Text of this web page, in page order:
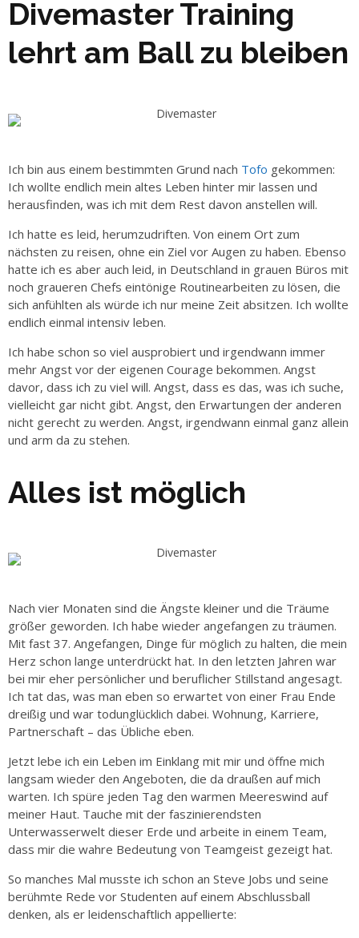
Divemaster Training
lehrt am Ball zu bleiben
Ich bin aus einem bestimmten Grund nach Tofo gekommen:
Ich wollte endlich mein altes Leben hinter mir lassen und
herausfinden, was ich mit dem Rest davon anstellen will.
Ich hatte es leid, herumzudriften. Von einem Ort zum
nächsten zu reisen, ohne ein Ziel vor Augen zu haben. Ebenso
hatte ich es aber auch leid, in Deutschland in grauen Büros mit
noch graueren Chefs eintönige Routinearbeiten zu lösen, die
sich anfühlten als würde ich nur meine Zeit absitzen. Ich wollte
endlich einmal intensiv leben.
Ich habe schon so viel ausprobiert und irgendwann immer
mehr Angst vor der eigenen Courage bekommen. Angst
davor, dass ich zu viel will. Angst, dass es das, was ich suche,
vielleicht gar nicht gibt. Angst, den Erwartungen der anderen
nicht gerecht zu werden. Angst, irgendwann einmal ganz allein
und arm da zu stehen.
Alles ist möglich
Nach vier Monaten sind die Ängste kleiner und die Träume
größer geworden. Ich habe wieder angefangen zu träumen.
Mit fast 37. Angefangen, Dinge für möglich zu halten, die mein
Herz schon lange unterdrückt hat. In den letzten Jahren war
bei mir eher persönlicher und beruflicher Stillstand angesagt.
Ich tat das, was man eben so erwartet von einer Frau Ende
dreißig und war todunglücklich dabei. Wohnung, Karriere,
Partnerschaft – das Übliche eben.
Jetzt lebe ich ein Leben im Einklang mit mir und öffne mich
langsam wieder den Angeboten, die da draußen auf mich
warten. Ich spüre jeden Tag den warmen Meereswind auf
meiner Haut. Tauche mit der faszinierendsten
Unterwasserwelt dieser Erde und arbeite in einem Team,
dass mir die wahre Bedeutung von Teamgeist gezeigt hat.
So manches Mal musste ich schon an Steve Jobs und seine
berühmte Rede vor Studenten auf einem Abschlussball
denken, als er leidenschaftlich appellierte: